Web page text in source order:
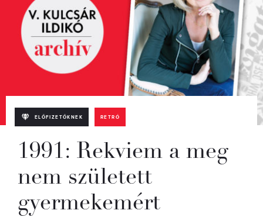
ELŐFIZETŐKNEK RETRÓ
1991: Rekviem a meg
nem született
gyermekemért